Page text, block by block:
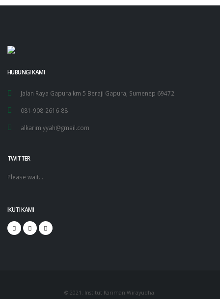
HUBUNGI KAMI
Jalan Raya Gapura km 5 Beraji Gapura, Sumenep 69472
081-908-2616-88
alkarimiyyah@gmail.com
TWITTER
Please wait...
IKUTI KAMI
© 2021. Institut Kariman Wirayudha.